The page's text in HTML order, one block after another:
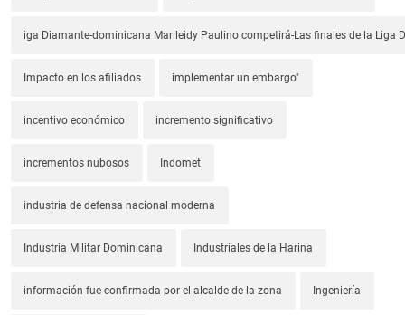
iga Diamante-dominicana Marileidy Paulino competirá-Las finales de la Liga
Impacto en los afiliados implementar un embargo"
incentivo económico incremento significativo
incrementos nubosos Indomet
industria de defensa nacional moderna
Industria Militar Dominicana Industriales de la Harina
información fue confirmada por el alcalde de la zona Ingeniería